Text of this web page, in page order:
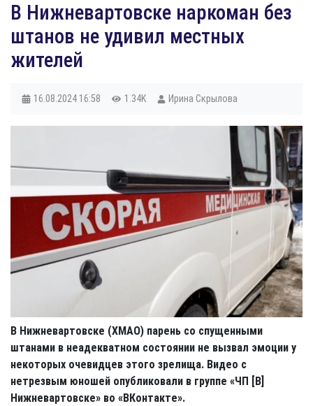
В Нижневартовске наркоман без
штанов не удивил местных
жителей
16.08.2024 16:58 1.34K Ирина Скрылова
В Нижневартовске (ХМАО) парень со спущенными
штанами в неадекватном состоянии не вызвал эмоции у
некоторых очевидцев этого зрелища. Видео с
нетрезвым юношей опубликовали в группе «ЧП [В]
Нижневартовске» во «ВКонтакте».